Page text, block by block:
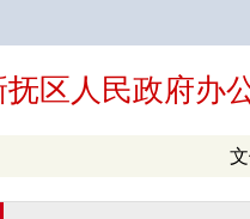
抚区人民政府办